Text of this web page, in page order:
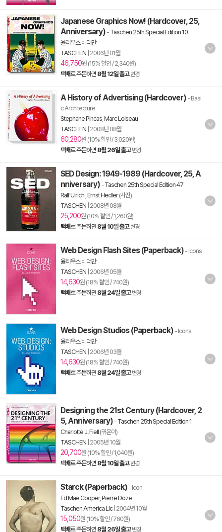
Japanese Graphics Now! (Hardcover, 25,
Anniversary) - Taschen 25th Special Edition 10
율리우스 비더만
TASCHEN 2006년 01월
46,750원 (15% 할인 / 2,340원)
택배로 주문하면 8월 12일 출고 변경
A History of Advertising (Hardcover) - Basi
c Architecture
Stephane Pincas Marc Loiseau
TASCHEN 2008년 08월
60,280원 (10% 할인 / 3,020원)
택배로 주문하면 8월 26일 출고 변경
SED Design: 1949-1989 (Hardcover, 25, A
nniversary) - Taschen 25th Special Edition 47
Ralf Ulrich Ernst Hedler(사진)
TASCHEN 2008년 08월
25,200원 (10% 할인 / 1,260원)
택배로 주문하면 8월 10일 출고 변경
Web Design Flash Sites (Paperback) - Icons
율리우스 비더만
TASCHEN 2006년 05월
14,630원 (18% 할인 / 740원)
택배로 주문하면 8월 24일 출고 변경
Web Design Studios (Paperback) - Icons
율리우스 비더만
TASCHEN 2006년 03월
14,630원 (18% 할인 / 740원)
택배로 주문하면 8월 24일 출고 변경
Designing the 21st Century (Hardcover, 2
5, Anniversary) - Taschen 25th Special Edition 1
Charlotte J. Fiell (엮은이)
TASCHEN 2005년 10월
20,700원 (10% 할인 / 1,040원)
택배로 주문하면 8월 10일 출고 변경
Starck (Paperback) - Icon
Ed Mae Cooper,Pierre Doze
Taschen America Llc| 2004년 10월
15,050원 (10% 할인 / 760원)
택배로 주문하면 8월 26일 출고 변경